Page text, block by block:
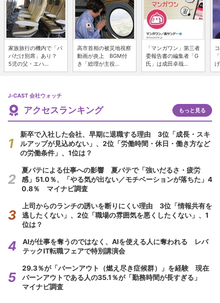
家族旅行の機内で「パ
パだけ別席」あり？
5児の父・エハ...
高市首相の被災地視察
動画が炎上 BGM付
き「総理が主役...
「マンガワン」第三者
委報告書の編集者「G
氏」は成田卓哉...
J-CAST 会社ウォッチ
アクセスランキング もっと見る
新卒で入社した会社、早期に退職する理由 3位「成長・スキ
ルアップが見込めない」、2位「労働時間・休日・働き方など
の労働条件」、1位は？
夏バテによる仕事への影響 夏バテで「強いだるさ・疲労
感」51.0％、「やる気が出ない／モチベーションが落ちた」4
0.8％ マイナビ調査
上司からのランチの誘いを断りにくい理由 3位「情報共有を
逃したくない」、2位「職場の雰囲気を悪くしたくない」、1
位は？
AIが仕事を奪うのではなく、AIを使える人に奪われる レバ
テックIT転職フェアで特別講演会
29.3％が「バーンアウト（燃え尽き症候群）」を経験 現在
バーンアウトである人の35.1％が「勤務時間が長すぎる」
マイナビ調査